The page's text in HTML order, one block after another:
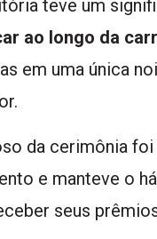
teve um
ao longo da
em uma única
da cerimônia foi
e manteve o
seus